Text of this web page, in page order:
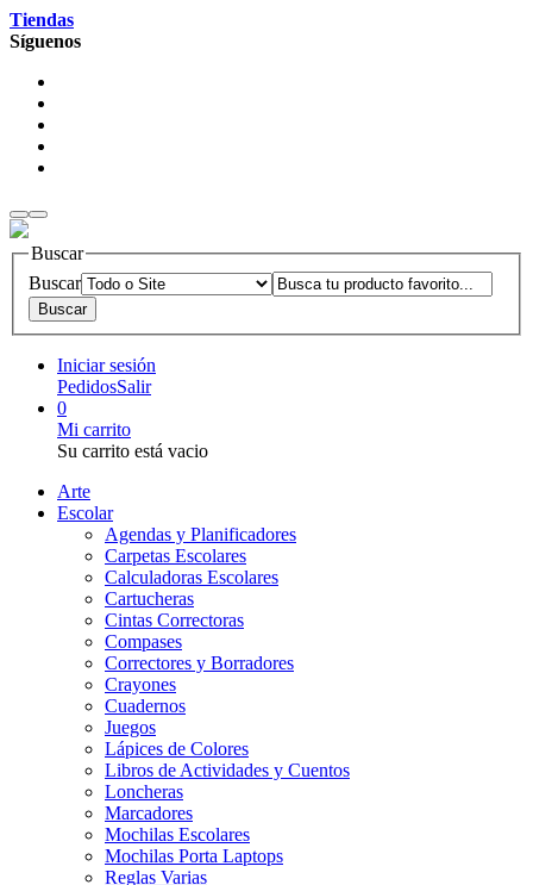
Tiendas
Síguenos
Buscar
Buscar
Iniciar sesión
PedidosSalir
0
Mi carrito
Su carrito está vacio
Arte
Escolar
Agendas y Planificadores
Carpetas Escolares
Calculadoras Escolares
Cartucheras
Cintas Correctoras
Compases
Correctores y Borradores
Crayones
Cuadernos
Juegos
Lápices de Colores
Libros de Actividades y Cuentos
Loncheras
Marcadores
Mochilas Escolares
Mochilas Porta Laptops
Reglas Varias